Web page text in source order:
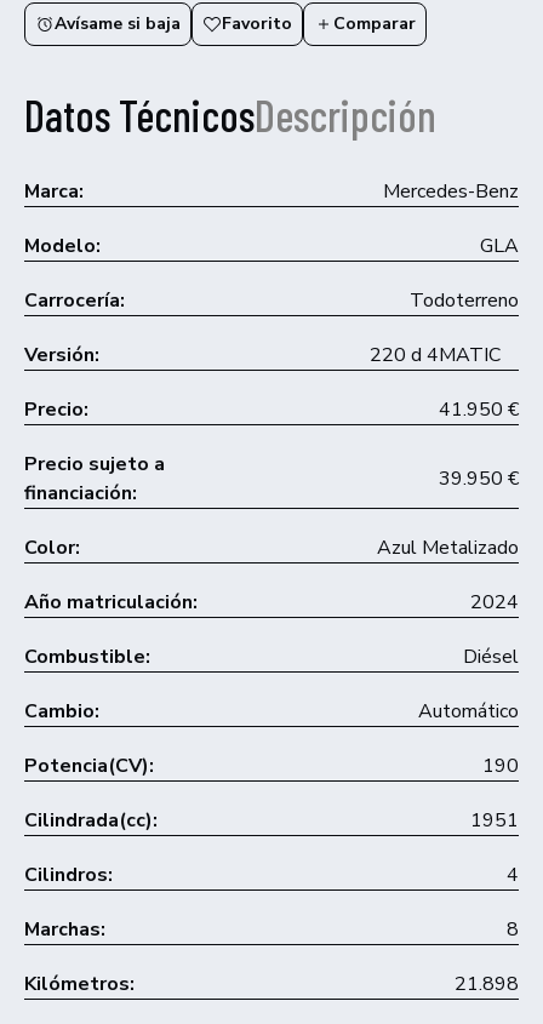
Avísame si baja Favorito Comparar
Datos TécnicosDescripción
Marca: Mercedes-Benz
Modelo: GLA
Carrocería: Todoterreno
Versión: 220 d 4MATIC
Precio: 41.950 €
Precio sujeto a
financiación:
39.950 €
Color: Azul Metalizado
Año matriculación: 2024
Combustible: Diésel
Cambio: Automático
Potencia(CV): 190
Cilindrada(cc): 1951
Cilindros: 4
Marchas: 8
Kilómetros: 21.898